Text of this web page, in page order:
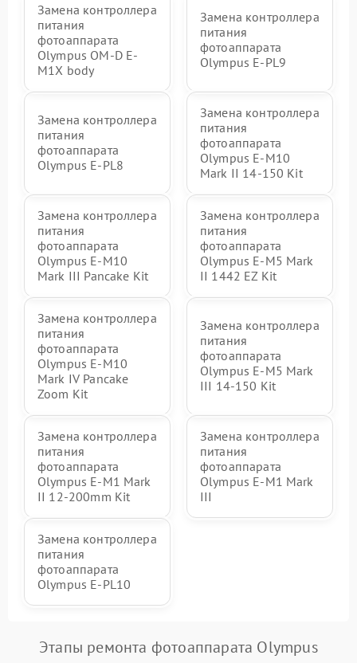
Замена контроллера
питания
фотоаппарата
Olympus OM-D E-
M1X body
Замена контроллера
питания
фотоаппарата
Olympus E‑PL9
Замена контроллера
питания
фотоаппарата
Olympus E-PL8
Замена контроллера
питания
фотоаппарата
Olympus E‑M10
Mark II 14-150 Kit
Замена контроллера
питания
фотоаппарата
Olympus E-M10
Mark III Pancake Kit
Замена контроллера
питания
фотоаппарата
Olympus E‑M5 Mark
II 1442 EZ Kit
Замена контроллера
питания
фотоаппарата
Olympus E-M10
Mark IV Pancake
Zoom Kit
Замена контроллера
питания
фотоаппарата
Olympus E‑M5 Mark
III 14-150 Kit
Замена контроллера
питания
фотоаппарата
Olympus E‑M1 Mark
II 12-200mm Kit
Замена контроллера
питания
фотоаппарата
Olympus E‑M1 Mark
III
Замена контроллера
питания
фотоаппарата
Olympus E‑PL10
Этапы ремонта фотоаппарата Olympus